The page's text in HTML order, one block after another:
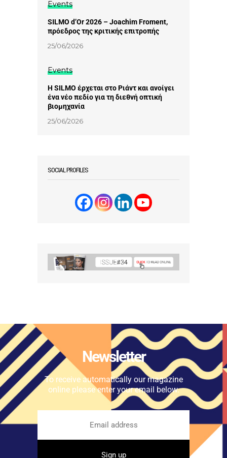
Events
SILMO d’Or 2026 – Joachim Froment,
πρόεδρος της κριτικής επιτροπής
25/06/2026
Events
Η SILMO έρχεται στο Ριάντ και ανοίγει
ένα νέο πεδίο για τη διεθνή οπτική
βιομηχανία
25/06/2026
SOCIAL PROFILES
Newsletter
To receive automatically our magazine
online please enter your email below.